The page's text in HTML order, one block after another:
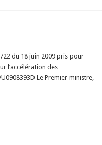
du 18 juin 2009 pris pour
l’accélération des
Le Premier ministre,